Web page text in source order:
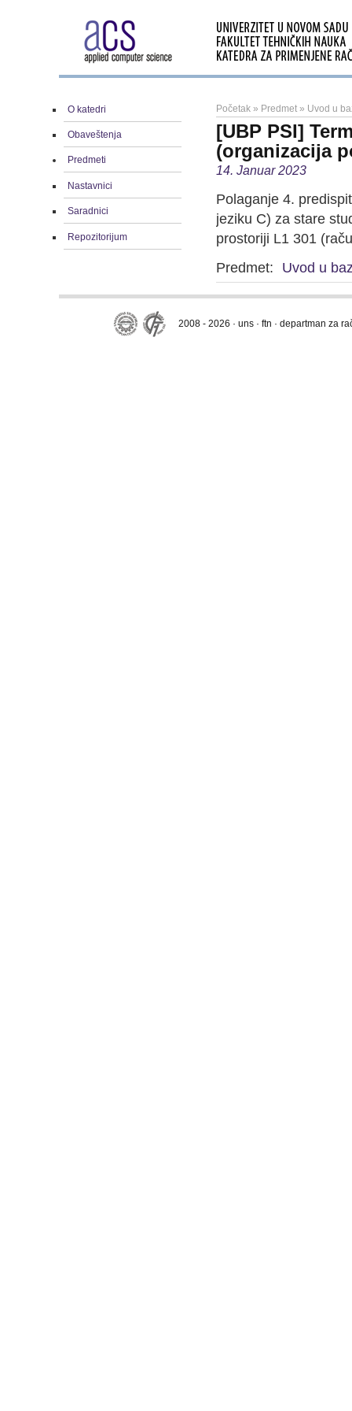
O katedri
Obaveštenja
Predmeti
Nastavnici
Saradnici
Repozitorijum
Početak » Predmet » Uvod u
[UBP PSI]
(organizacija
14. Januar 2023
Polaganje 4.
jeziku C) za stare
prostoriji L1 301
Predmet:
Uvod u
2008 - 2026 · uns · ftn · departman za